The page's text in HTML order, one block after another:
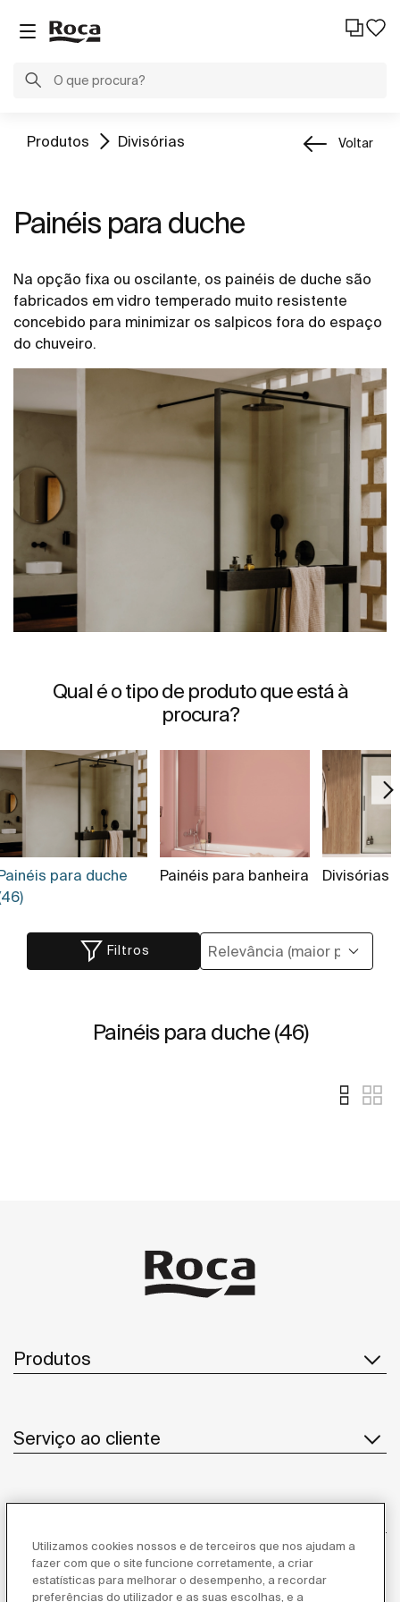
Produtos Divisórias Voltar
Painéis para duche
Na opção fixa ou oscilante, os painéis de duche são
fabricados em vidro temperado muito resistente
concebido para minimizar os salpicos fora do espaço
do chuveiro.
Qual é o tipo de produto que está à
procura?
para duche
Painéis para banheira Divisórias
Filtros
Painéis para duche (46)
Produtos
Serviço ao cliente
Inspiração
Utilizamos cookies nossos e de terceiros que nos ajudam a
fazer com que o site funcione corretamente, a criar
estatísticas para melhorar o desempenho, a recordar
preferências do utilizador e as suas escolhas, e a